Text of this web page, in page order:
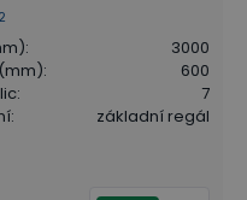
:
3000
:
600
:
7
: základní regál